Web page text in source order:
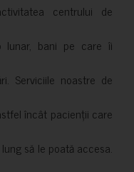
centrului de
bani pe care îi
Serviciile noastre de
încât pacienții care
să le poată accesa.